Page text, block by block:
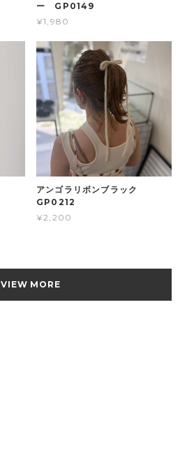
ー GP0149
¥1,980
アンゴラリボンブラック
GP0212
¥2,200
VIEW MORE